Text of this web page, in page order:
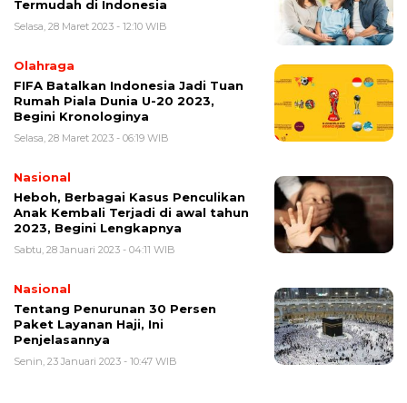
Termudah di Indonesia
Selasa, 28 Maret 2023 - 12:10 WIB
Olahraga
FIFA Batalkan Indonesia Jadi Tuan
Rumah Piala Dunia U-20 2023,
Begini Kronologinya
Selasa, 28 Maret 2023 - 06:19 WIB
Nasional
Heboh, Berbagai Kasus Penculikan
Anak Kembali Terjadi di awal tahun
2023, Begini Lengkapnya
Sabtu, 28 Januari 2023 - 04:11 WIB
Nasional
Tentang Penurunan 30 Persen
Paket Layanan Haji, Ini
Penjelasannya
Senin, 23 Januari 2023 - 10:47 WIB